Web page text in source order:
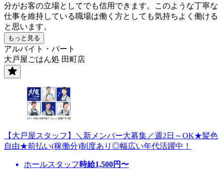
分がお客の立場としてでも信用できます。このような丁寧な
仕事を維持している職場は働く方としても気持ちよく働ける
と思います。
もっと見る
アルバイト・パート
大戸屋ごはん処 田町店
【大戸屋スタッフ】＼新メンバー大募集／週2日～OK★髪色
自由★前払い(稼働分)制度あり◎幅広い年代活躍中！
ホールスタッフ 時給1,500円〜